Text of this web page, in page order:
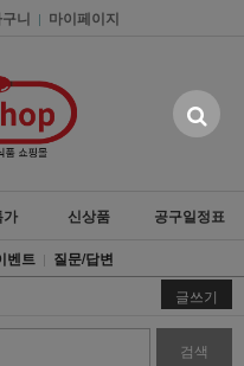
니 | 마이페이지
가 신상품
공구일정표
벤트 | 질문/답변
글쓰기
검색